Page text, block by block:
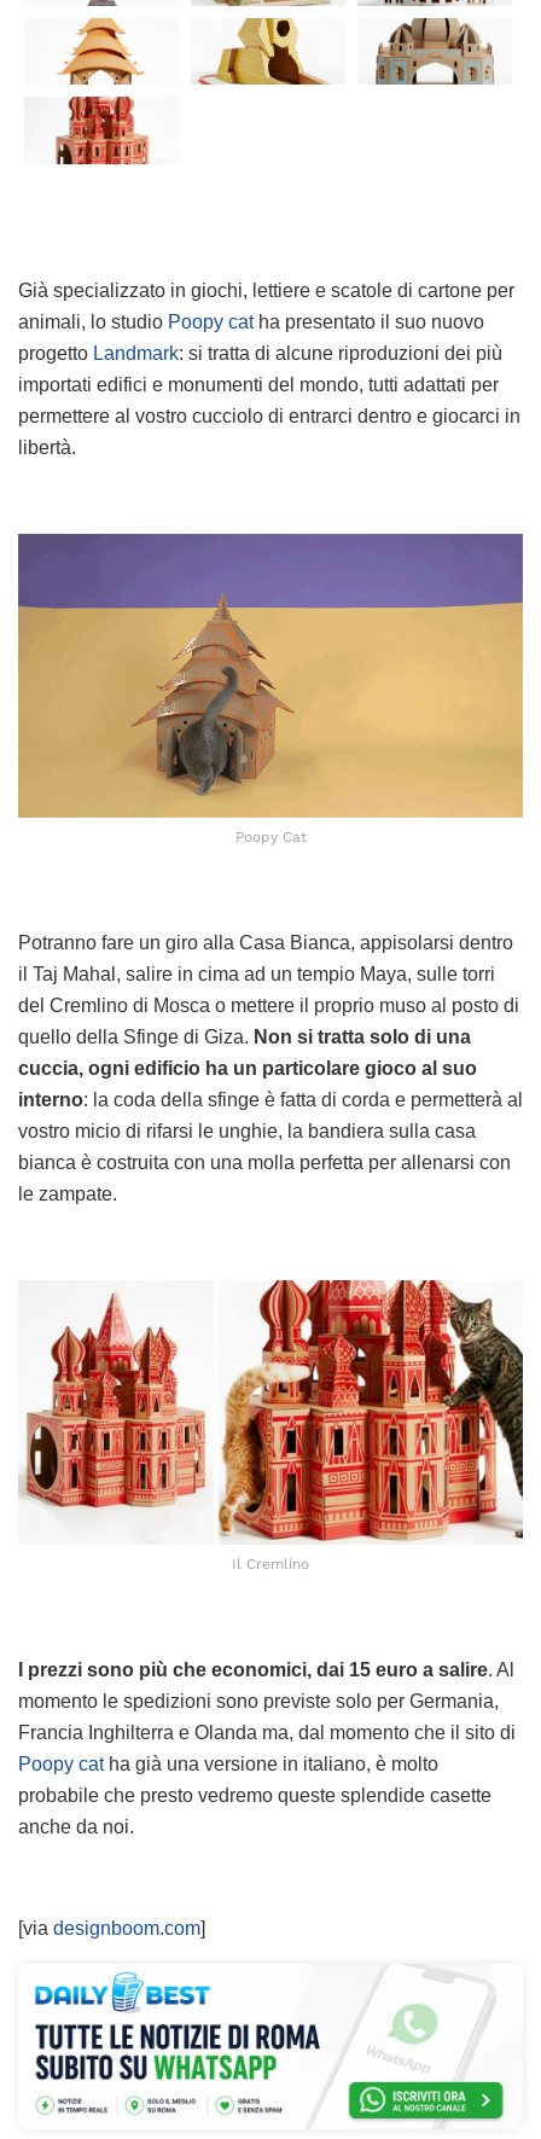
Già specializzato in giochi, lettiere e scatole di cartone per
animali, lo studio Poopy catha presentato il suo nuovo
progetto Landmark: si tratta di alcune riproduzioni dei più
importati edifici e monumenti del mondo, tutti adattati per
permettere al vostro cucciolo di entrarci dentro e giocarci in
libertà.
Poopy Cat
Potranno fare un giro alla Casa Bianca, appisolarsi dentro
il Taj Mahal, salire in cima ad un tempio Maya, sulle torri
del Cremlino di Mosca o mettere il proprio muso al posto di
quello della Sfinge di Giza. Non si tratta solo di una
cuccia, ogni edificio ha un particolare gioco al suo
interno: la coda della sfinge è fatta di corda e permetterà al
vostro micio di rifarsi le unghie, la bandiera sulla casa
bianca è costruita con una molla perfetta per allenarsi con
le zampate.
Il Cremlino
I prezzi sono più che economici, dai 15 euro a salire. Al
momento le spedizioni sono previste solo per Germania,
Francia Inghilterra e Olanda ma, dal momento che il sito di
Poopy catha già una versione in italiano, è molto
probabile che presto vedremo queste splendide casette
anche da noi.
[via designboom.com]